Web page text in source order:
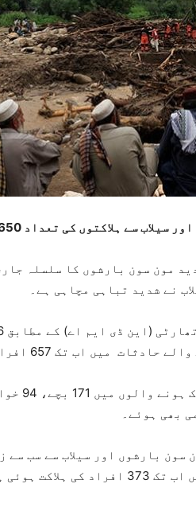
ہلاکتوں کی تعداد 650 سے تجاوز کرگئی ہے۔
مون سون بارشوں کا سلسلہ
نے شدید تباہی مچاہی ہے۔
اب تک 657 افراد جاں بحق ہوچکے ہیں۔
سون بارشوں اور سیلاب سے سب
ہوا جہاں مختلف حادثات میں اب تک